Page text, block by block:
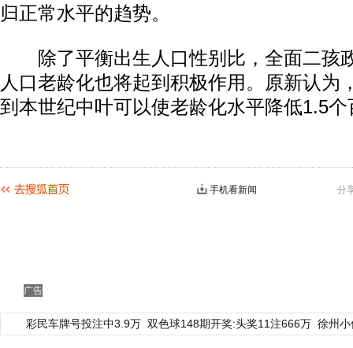
归正常水平的趋势。
除了平衡出生人口性别比，全面二孩
人口老龄化也将起到积极作用。原新认为
到本世纪中叶可以使老龄化水平降低1.5
分
手机看新闻
广告
彩民车牌号投注中3.9万 双色球148期开奖:头奖11注666万 徐州